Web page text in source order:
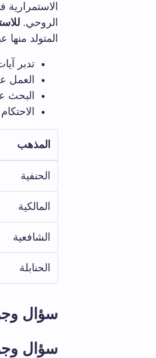
الروحي.
المتولد منها
تدبر
العمل
البحث
المذهب
الحنفية
المالكية
الشافعية
الحنابلة
سؤال
سؤال